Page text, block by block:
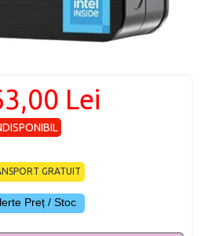
Lei
GRATUIT
Preț / Stoc